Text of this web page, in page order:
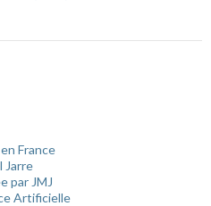
France
Jarre
par JMJ
Artificielle